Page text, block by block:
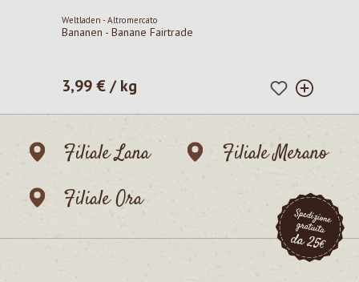
Weltladen - Altromercato
Bananen - Banane Fairtrade
Prezzo normale:
3,99 € / kg
Filiale Lana
Filiale Merano
Filiale Ora